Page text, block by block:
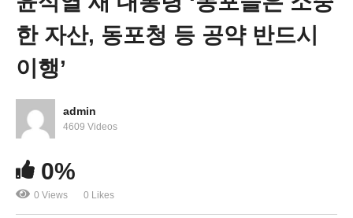
학자융자금 IDR 상환 이용자 360만명 3년 앞당겨 탕
감 받는다
한 자산, 동포청 등 공약 반드시
이행’
admin
4609 Videos
0%
0 Views 0 Likes